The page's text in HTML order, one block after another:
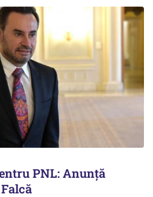
PNL: Anunță